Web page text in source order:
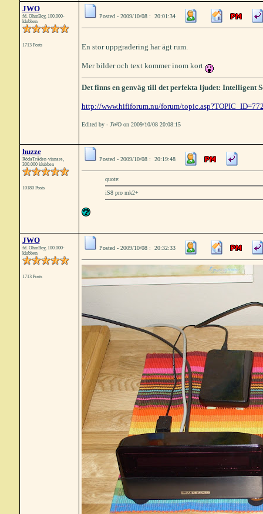
JWO
fd. OhmBoy, 100.000-
klubben
1713 Posts
Posted - 2009/10/08 : 20:01:34
En stor uppgradering har ägt rum.
Mer bilder och text kommer inom kort.
Det finns en genväg till det perfekta ljudet: Intelligent
http://www.hififorum.nu/forum/
Edited by - JWO on 2009/10/08 20:08:15
huzze
RödaTråden-vinnare,
300.000 klubben
10180 Posts
Posted - 2009/10/08 : 20:19:48
quote:
iS8 pro mk2+
JWO
fd. OhmBoy, 100.000-
klubben
1713 Posts
Posted - 2009/10/08 : 20:32:33